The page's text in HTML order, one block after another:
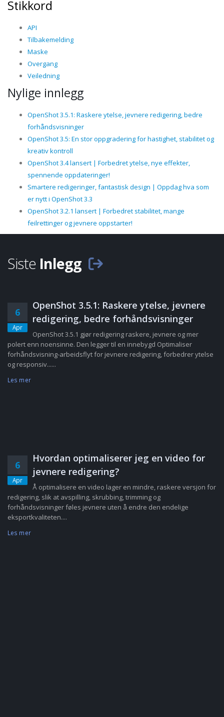
Stikkord
API
Tilbakemelding
Maske
Overgang
Veiledning
Nylige innlegg
OpenShot 3.5.1: Raskere ytelse, jevnere redigering, bedre
forhåndsvisninger
OpenShot 3.5: En stor oppgradering for hastighet, stabilitet og
kreativ kontroll
OpenShot 3.4 lansert | Forbedret ytelse, nye effekter,
spennende oppdateringer!
Smartere redigeringer, fantastisk design | Oppdag hva som
er nytt i OpenShot 3.3
OpenShot 3.2.1 lansert | Forbedret stabilitet, mange
feilrettinger og jevnere oppstarter!
Siste Inlegg
6
Apr
OpenShot 3.5.1: Raskere ytelse, jevnere
redigering, bedre forhåndsvisninger
OpenShot 3.5.1 gjør redigering raskere, jevnere og mer
polert enn noensinne. Den legger til en innebygd Optimaliser
forhåndsvisning-arbeidsflyt for jevnere redigering, forbedrer ytelse
og responsiv......
Les mer
6
Apr
Hvordan optimaliserer jeg en video for
jevnere redigering?
Å optimalisere en video lager en mindre, raskere versjon for
redigering, slik at avspilling, skrubbing, trimming og
forhåndsvisninger føles jevnere uten å endre den endelige
eksportkvaliteten....
Les mer